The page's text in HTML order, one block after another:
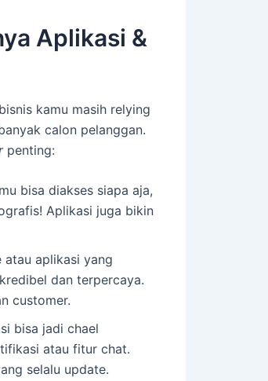
Aplikasi &
kamu masih relying
calon pelanggan.
penting:
bisa diakses siapa aja,
Aplikasi juga bikin
atau aplikasi yang
dan terpercaya.
customer.
bisa jadi chael
atau fitur chat.
selalu update.